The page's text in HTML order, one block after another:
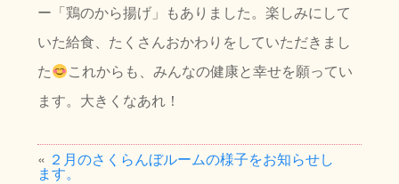
ー「鶏のから揚げ」もありました。楽しみにして
いた給食、たくさんおかわりをしていただきまし
た
これからも、みんなの健康と幸せを願ってい
ます。大きくなあれ！
« ２月のさくらんぼルームの様子をお知らせし
ます。